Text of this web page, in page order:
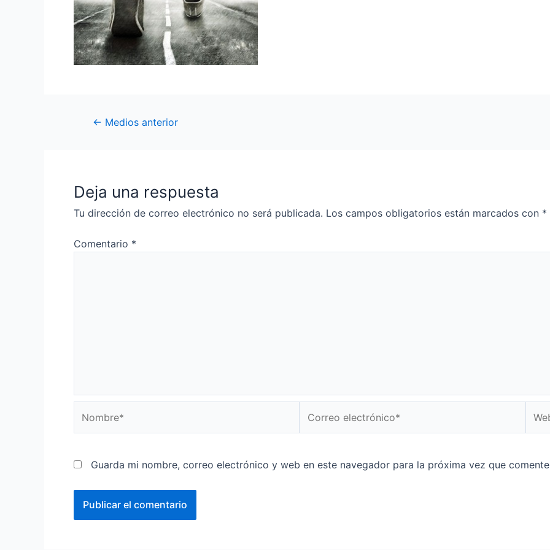
← Medios anterior
Deja una respuesta
Tu dirección de correo electrónico no será publicada. Los campos obligatorios están marcados con *
Comentario *
electrónico*
Guarda mi nombre, correo electrónico y web en este navegador para la próxima vez que